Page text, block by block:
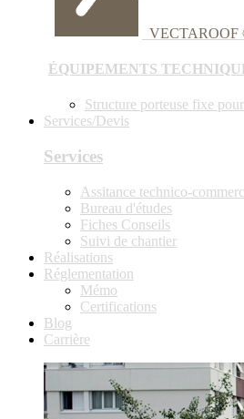
VECTAROOF
ÉQUIPEMENTS
Structure porteuse fixe
Services/Devis
Services
Assitance technico-
Bureau d'études
Fiches Conseils
Suivi de chantier
Réalisations
Réglementation
Mémo
Certifications
Blog
Carrière